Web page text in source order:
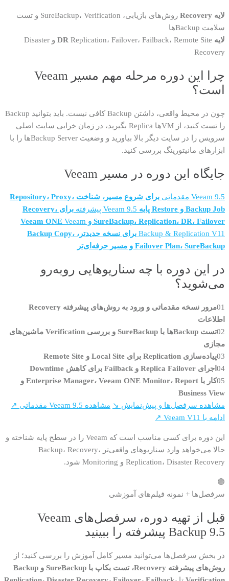
لایه Recovery
روش‌های بازیابی، SureBackup، Verification و تست
سلامت Backupها
لایه DR
Replication، Failover، Failback، Remote Site و Disaster
Recovery
چرا این دوره مرحله مهم مسیر Veeam
است؟
چون در محیط واقعی، داشتن Backup کافی نیست. باید بتوانید Backup
را تست کنید، از VMها Replica بگیرید، در زمان خرابی سایت اصلی
سرویس را در سایت دیگر بالا بیاورید و وضعیت Backup Serverها را با
ابزارهای مانیتورینگ بررسی کنید.
جایگاه این دوره در مسیر Veeam
Veeam 9.5 مقدماتی
برای شروع مسیر، شناخت Repository، Proxy،
Backup Job و Restore پایه
Veeam 9.5 پیشرفته
برای Recovery،
SureBackup، Replication، DR، Failover و Veeam ONE
Veeam
Backup & Replication V11
برای نسخه جدیدتر، Backup Copy،
Failover Plan، SureBackup و مسیر حرفه‌ای‌تر
در این دوره با چه سناریوهایی روبه‌رو
می‌شوید؟
01
مرور نسخه مقدماتی و ورود به روش‌های پیشرفته Recovery
اطلاعات
02
تست Backupها با SureBackup و بررسی Verification ماشین‌های
مجازی
03پیاده‌سازی Replication برای Local Site و Remote Site
04 اجرای Replica Failover و Failback برای کاهش Downtime
05
کار با Enterprise Manager، Veeam ONE Monitor، Report و
Business View
مشاهده سرفصل‌ها و پیش‌نمایش ↘ مشاهده Veeam 9.5 مقدماتی ↗
ادامه با Veeam V11 ↗
این دوره برای کسی مناسب است که Veeam را در سطح پایه شناخته و
حالا می‌خواهد وارد سناریوهای واقعی‌تر Backup، Recovery،
Replication، Disaster Recovery و Monitoring شود.
🟣
سرفصل‌ها + نمونه فیلم‌های آموزشی
قبل از تهیه دوره، سرفصل‌های Veeam
Backup 9.5 پیشرفته را ببینید
در بخش سرفصل‌ها می‌توانید مسیر کامل آموزش را بررسی کنید؛ از
روش‌های پیشرفته Recovery، تست بکاپ با SureBackup و Backup